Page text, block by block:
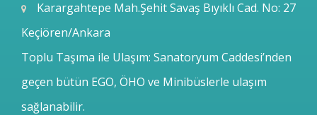
Karargahtepe Mah.Şehit Savaş Bıyıklı Cad. No: 27
Keçiören/Ankara
Toplu Taşıma ile Ulaşım: Sanatoryum Caddesi’nden
geçen bütün EGO, ÖHO ve Minibüslerle ulaşım
sağlanabilir.